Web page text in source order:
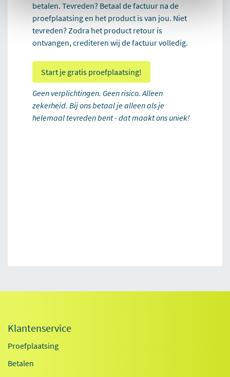
betalen. Tevreden? Betaal de factuur na de
proefplaatsing en het product is van jou. Niet
tevreden? Zodra het product retour is
ontvangen, crediteren wij de factuur volledig.
Start je gratis proefplaatsing!
Geen verplichtingen. Geen risico. Alleen
zekerheid. Bij ons betaal je alleen als je
helemaal tevreden bent - dat maakt ons uniek!
Klantenservice
Proefplaatsing
Betalen